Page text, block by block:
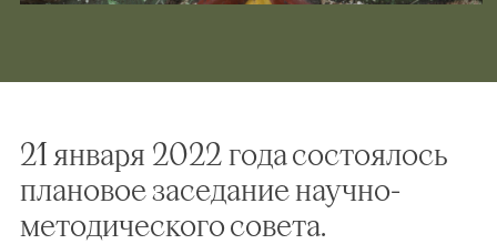
21 января 2022 года состоялось
плановое заседание научно-
методического совета.